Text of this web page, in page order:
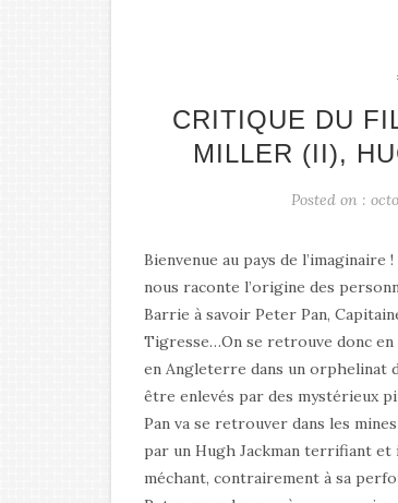
CRITIQUE DU
MILLER (II),
Posted on :
Bienvenue au pays de
nous raconte l’origine des
Barrie à savoir Peter Pan,
Tigresse…On se retrouve donc
en Angleterre dans un orphelinat
être enlevés par des mystérieux
Pan va se retrouver dans les
par un Hugh Jackman terrifiant et
méchant, contrairement à sa